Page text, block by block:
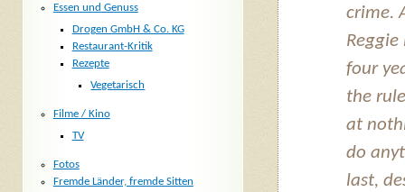
crime.
four
the
at
do
last,
Essen und Genuss
Drogen GmbH & Co. KG
Restaurant-Kritik
Rezepte
Vegetarisch
Filme / Kino
TV
Fotos
Fremde Länder, fremde Sitten